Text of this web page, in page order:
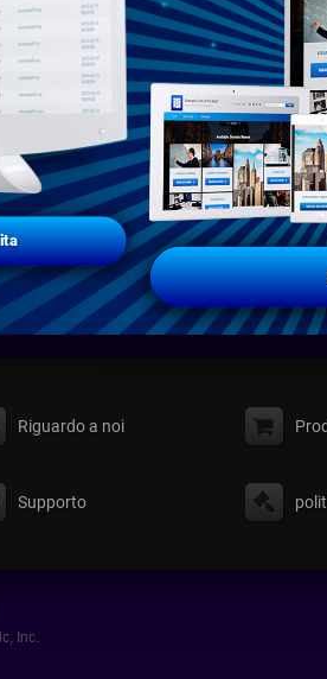
Riguardo a noi
Supporto
Inc.